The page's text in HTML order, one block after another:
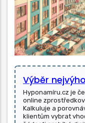
Výběr
Hyponamíru.cz je
online
Kalkuluje a
klientům vybrat